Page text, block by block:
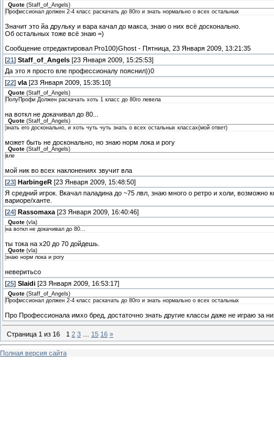
Quote (Staff_of_Angels)
Профиссионал должен 2-4 класс раскачать до 80го и знать нормально о всех остальных
Значит это йа друльку и вара качал до макса, знаю о них всё досконально.
Об остальных тоже всё знаю =)
Сообщение отредактировал Pro100)Ghost - Пятница, 23 Января 2009, 13:21:35
[21 ] Staff_of_Angels [23 Января 2009, 15:25:53]
Да это я просто вле профессионалу пояснил))0
[22] vla [23 Января 2009, 15:35:10]
Quote (Staff_of_Angels)
ПолуПрофи Должен раскачать хоть 1 класс до 80го левела
на воткл не докачивал до 80...
Quote (Staff_of_Angels)
знать его досконально, и хоть чуть чуть знать о всех остальных классах(мой ответ)
может быть не досконально, но знаю норм лока и рогу
Quote (Staff_of_Angels)
вле
мой ник во всех наклонениях звучит вла
[23] HarbingeR [23 Января 2009, 15:48:50]
Я средний игрок. Вкачал паладина до ~75 лвл, знаю много о ретро и холи,
вариоре/ханте.
[24] Rassomaxa [23 Января 2009, 16:40:46]
Quote (vla)
на воткл не докачивал до 80...
ты тока на х20 до 70 дойдешь.
Quote (vla)
знаю норм лока и рогу
неверитьсо
[25] Slaidi [23 Января 2009, 16:53:17]
Quote (Staff_of_Angels)
Профиссионал должен 2-4 класс раскачать до 80го и знать нормально о всех остальных
Про Профессионала имхо бред, достаточно знать другие классы даже не играю за
Страница 1 из 16 1 2 3 15 16 »
Полная версия сайта